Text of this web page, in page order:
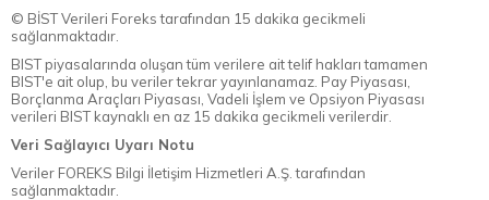
© BİST Verileri Foreks tarafından 15 dakika gecikmeli
sağlanmaktadır.
BIST piyasalarında oluşan tüm verilere ait telif hakları tamamen
BIST'e ait olup, bu veriler tekrar yayınlanamaz. Pay Piyasası,
Borçlanma Araçları Piyasası, Vadeli İşlem ve Opsiyon Piyasası
verileri BIST kaynaklı en az 15 dakika gecikmeli verilerdir.
Veri Sağlayıcı Uyarı Notu
Veriler FOREKS Bilgi İletişim Hizmetleri A.Ş. tarafından
sağlanmaktadır.